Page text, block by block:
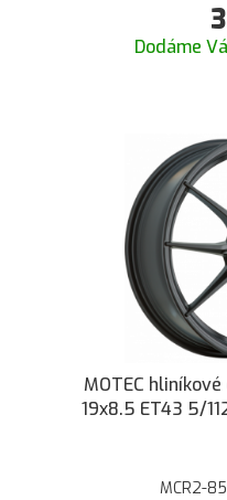
Dodáme
MOTEC
19x8.5 ET43 5/
MCR2-